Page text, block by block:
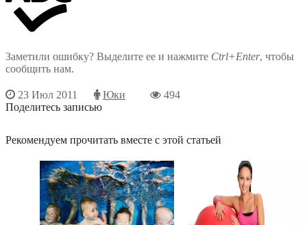
Заметили ошибку? Выделите ее и нажмите Ctrl+Enter, чтобы
сообщить нам.
23 Июл 2011 Юки
494
Поделитесь записью
Рекомендуем прочитать вместе с этой статьей